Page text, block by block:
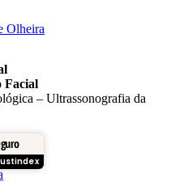
Olheira
Facial
– Ultrassonografia da